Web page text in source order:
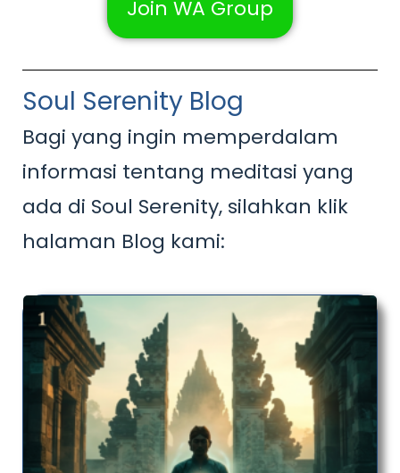
Join WA Group
Soul Serenity Blog
Bagi yang ingin memperdalam
informasi tentang meditasi yang
ada di Soul Serenity, silahkan klik
halaman Blog kami: